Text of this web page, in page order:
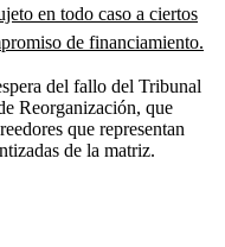
en todo caso a ciertos
de financiamiento.
del fallo del Tribunal
Reorganización, que
que representan
de la matriz.